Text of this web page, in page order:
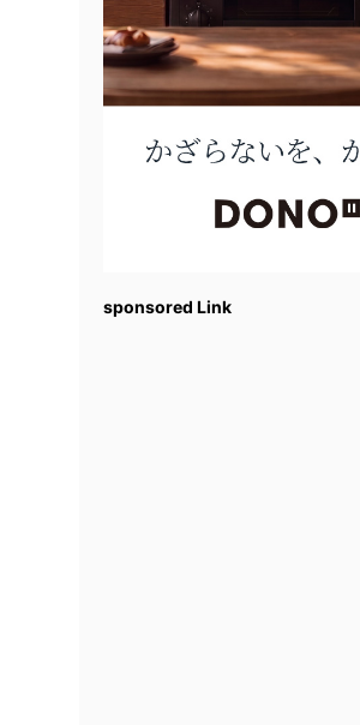
sponsored Link